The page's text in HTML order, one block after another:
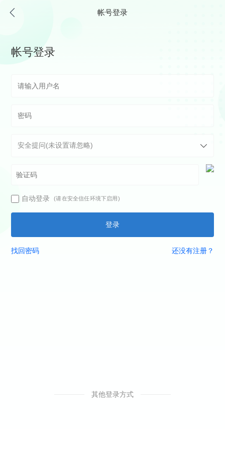
帐号登录
帐号登录
自动登录 (请在安全信任环境下启用)
登录
找回密码 还没有注册？
其他登录方式